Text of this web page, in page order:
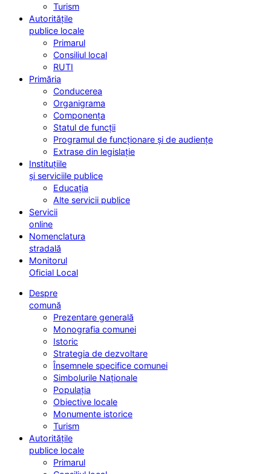
Turism
Autoritățile
publice locale
Primarul
Consiliul local
RUTI
Primăria
Conducerea
Organigrama
Componența
Statul de funcții
Programul de funcționare și de audiențe
Extrase din legislație
Instituțiile
și serviciile publice
Educația
Alte servicii publice
Servicii
online
Nomenclatura
stradală
Monitorul
Oficial Local
Despre
comună
Prezentare generală
Monografia comunei
Istoric
Strategia de dezvoltare
Însemnele specifice comunei
Simbolurile Naționale
Populația
Obiective locale
Monumente istorice
Turism
Autoritățile
publice locale
Primarul